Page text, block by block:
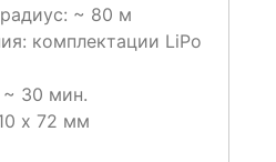
~ 80 м
комплектации LiPo
~ 30 мин.
х 72 мм